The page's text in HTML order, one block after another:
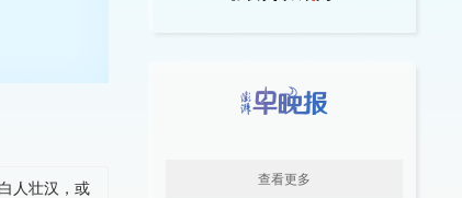
查看更多